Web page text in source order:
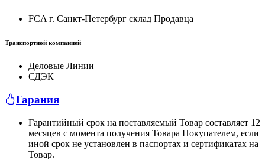
FCA г. Санкт-Петербург склад Продавца
Транспортной компанией
Деловые Линии
СДЭК
Гарания
Гарантийный срок на поставляемый Товар составляет 12
месяцев с момента получения Товара Покупателем, если
иной срок не установлен в паспортах и сертификатах на
Товар.